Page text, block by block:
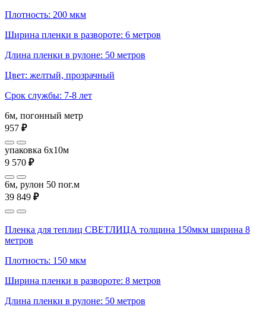
Плотность: 200 мкм
Ширина пленки в развороте: 6 метров
Длина пленки в рулоне: 50 метров
Цвет: желтый, прозрачный
Срок службы: 7-8 лет
6м, погонный метр
957 ₽
упаковка 6x10м
9 570 ₽
6м, рулон 50 пог.м
39 849 ₽
Пленка для теплиц СВЕТЛИЦА толщина 150мкм ширина 8
метров
Плотность: 150 мкм
Ширина пленки в развороте: 8 метров
Длина пленки в рулоне: 50 метров